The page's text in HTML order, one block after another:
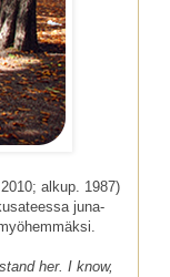
alkup. 1987)
juna-
her. I know,